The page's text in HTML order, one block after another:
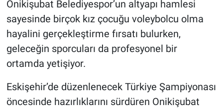
Onikişubat Belediyespor’un altyapı hamlesi
sayesinde birçok kız çocuğu voleybolcu olma
hayalini gerçekleştirme fırsatı bulurken,
geleceğin sporcuları da profesyonel bir
ortamda yetişiyor.
Eskişehir’de düzenlenecek Türkiye Şampiyonası
öncesinde hazırlıklarını sürdüren Onikişubat